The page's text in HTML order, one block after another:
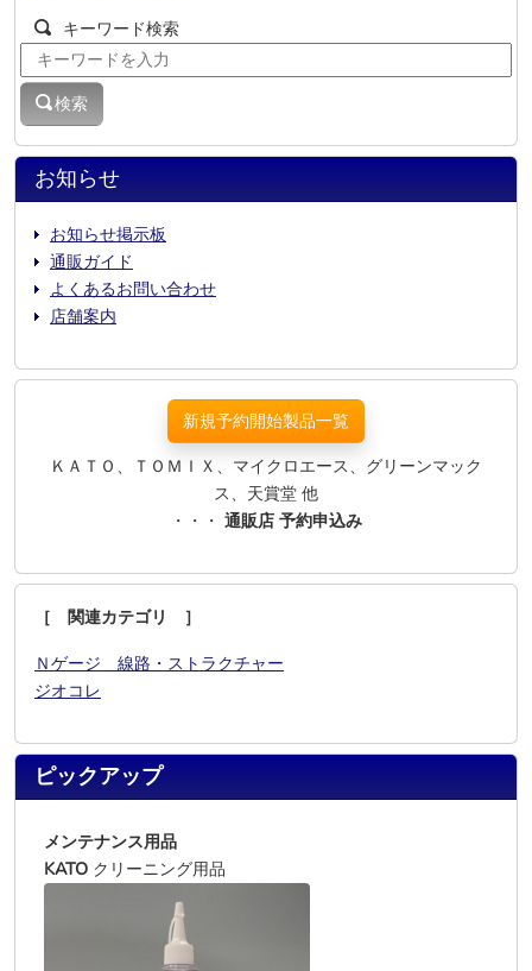
お知らせ
お知らせ掲示板
通販ガイド
よくあるお問い合わせ
店舗案内
キーワード検索
検索
新規予約開始製品一覧
ＫＡＴＯ、ＴＯＭＩＸ、マイクロエース、グリーンマック
ス、天賞堂 他
・・・ 通販店 予約申込み
［ 関連カテゴリ ］
Ｎゲージ 線路・ストラクチャー
ジオコレ
ピックアップ
メンテナンス用品
KATO クリーニング用品